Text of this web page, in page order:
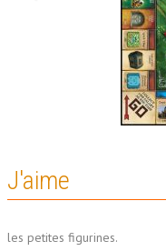
J'aime
les petites figurines.